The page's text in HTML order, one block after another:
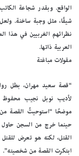
الواقع. وبقدر شجاعة
شيقًا، مثل وجبة ساخنة.
نظرائهم الغربيين في هذا
العربية ذاتها.
مقولات مباغتة
“قصة سعيد مهران، بطل
موضحًا “استوحيتُ القصة
حينما خرج من السجن حاول
القتل، لكنه هو تعرض
ابتكرت القصة من شخصيته”.